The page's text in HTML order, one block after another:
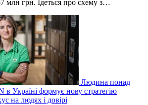
млн грн. Ідеться про схему з…
Людина понад
Україні формує нову стратегію
на людях і довірі